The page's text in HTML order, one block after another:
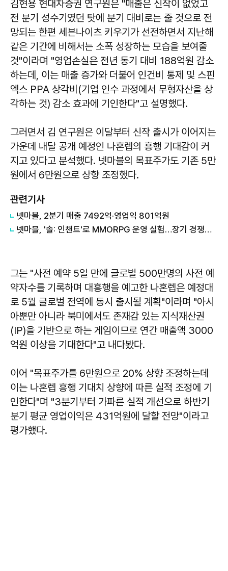
김현용 현대차증권 연구원은 "매출은 신작이 없었고
전 분기 성수기였던 탓에 분기 대비로는 줄 것으로 전
망되는 한편 세븐나이츠 키우기가 선전하면서 지난해
같은 기간에 비해서는 소폭 성장하는 모습을 보여줄
것"이라며 "영업손실은 전년 동기 대비 188억원 감소
하는데, 이는 매출 증가와 더불어 인건비 통제 및 스핀
엑스 PPA 상각비(기업 인수 과정에서 무형자산을 상
각하는 것) 감소 효과에 기인한다"고 설명했다.
그러면서 김 연구원은 이달부터 신작 출시가 이어지는
가운데 내달 공개 예정인 나혼렙의 흥행 기대감이 커
지고 있다고 분석했다. 넷마블의 목표주가도 기존 5만
원에서 6만원으로 상향 조정했다.
관련기사
넷마블, 2분기 매출 7492억·영업익 801억원
넷마블, '솔: 인챈트'로 MMORPG 운영 실험…장기 경쟁력 검증 나선다
그는 "사전 예약 5일 만에 글로벌 500만명의 사전 예
약자수를 기록하며 대흥행을 예고한 나혼렙은 예정대
로 5월 글로벌 전역에 동시 출시될 계획"이라며 "아시
아뿐만 아니라 북미에서도 존재감 있는 지식재산권
(IP)을 기반으로 하는 게임이므로 연간 매출액 3000
억원 이상을 기대한다"고 내다봤다.
이어 "목표주가를 6만원으로 20% 상향 조정하는데
이는 나혼렙 흥행 기대치 상향에 따른 실적 조정에 기
인한다"며 "3분기부터 가파른 실적 개선으로 하반기
분기 평균 영업이익은 431억원에 달할 전망"이라고
평가했다.